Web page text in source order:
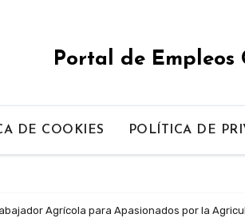
Portal de Empleos
DE COOKIES POLÍTICA DE
Agrícola para Apasionados por la